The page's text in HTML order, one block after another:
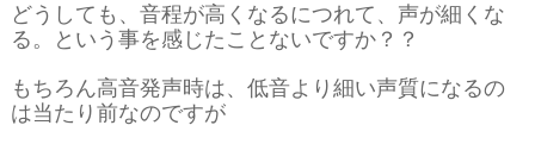
どうしても、音程が高くなるにつれて、声が細くな
る。という事を感じたことないですか？？
もちろん高音発声時は、低音より細い声質になるの
は当たり前なのですが